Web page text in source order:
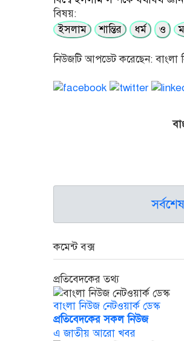
বিষয়:
ইসলাম
শান্তির ধর্ম ও
নিউজটি আপডেট করেছেন: বাংলা
কমেন্ট বক্স
প্রতিবেদকের তথ্য
বাংলা নিউজ নেটওয়ার্ক ডেস্ক
প্রতিবেদকের সকল নিউজ
এ জাতীয় আরো খবর